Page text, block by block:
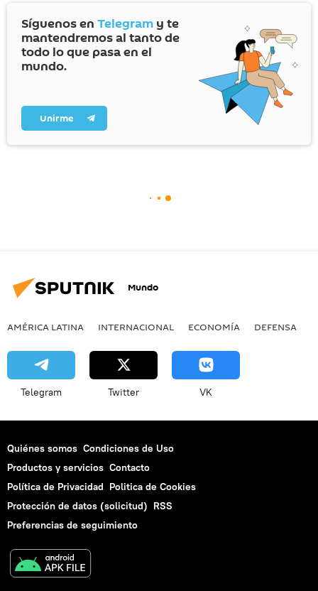
Síguenos en Telegram y te
mantendremos al tanto de
todo lo que pasa en el
mundo.
Unirme
Mundo
AMÉRICA LATINA INTERNACIONAL ECONOMÍA DEFENSA
Telegram Twitter VK
Quiénes somos Condiciones de Uso
Productos y servicios Contacto
Política de Privacidad Politica de Cookies
Protección de datos (solicitud) RSS
Preferencias de seguimiento